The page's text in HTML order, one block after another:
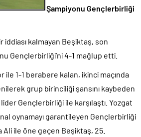
Şampiyonu Gençlerbirliği
iddiası kalmayan Beşiktaş, son
Gençlerbirliği’ni 4-1 mağlup etti.
ile 1-1 berabere kalan, ikinci maçında
grup birinciliği şansını kaybeden
Gençlerbirliği ile karşılaştı. Yozgat
oynamayı garantileyen Gençlerbirliği
Ali ile öne geçen Beşiktaş, 25.